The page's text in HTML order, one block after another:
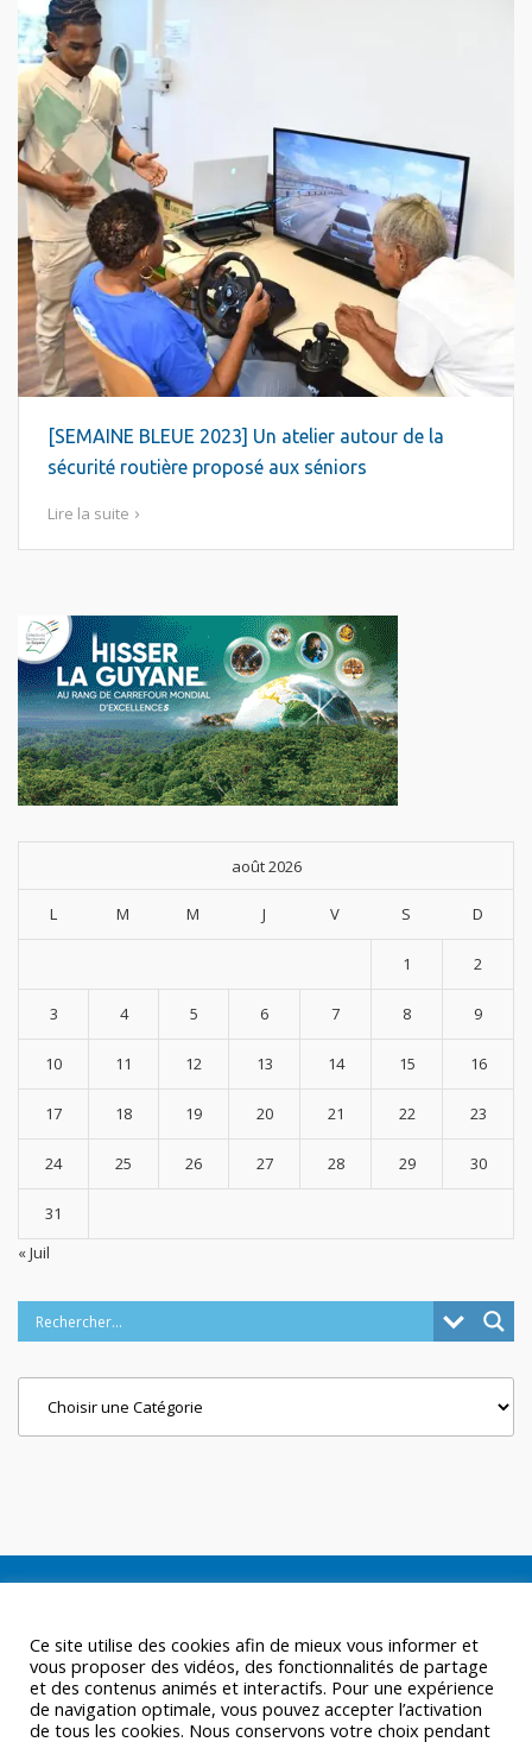
[SEMAINE BLEUE 2023] Un atelier autour de la
sécurité routière proposé aux séniors
Lire la suite
août 2026
L M M J V S D
1 2
3 4 5 6 7 8 9
10 11 12 13 14 15 16
17 18 19 20 21 22 23
24 25 26 27 28 29 30
31
« Juil
Ce site utilise des cookies afin de mieux vous informer et
vous proposer des vidéos, des fonctionnalités de partage
et des contenus animés et interactifs. Pour une expérience
de navigation optimale, vous pouvez accepter l’activation
de tous les cookies. Nous conservons votre choix pendant